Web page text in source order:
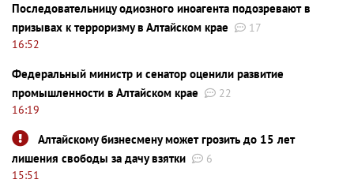
Последовательницу одиозного иноагента подозревают в
призывах к терроризму в Алтайском крае
17
16:52
Федеральный министр и сенатор оценили развитие
промышленности в Алтайском крае
22
16:19
Алтайскому бизнесмену может грозить до 15 лет
лишения свободы за дачу взятки
6
15:51